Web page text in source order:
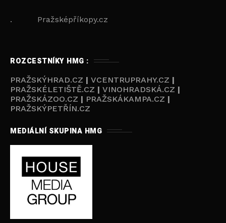
. Pražsképříkopy.cz
ROZCESTNÍKY HMG :
PRAŽSKÝHRAD.CZ | VCENTRUPRAHY.CZ |
PRAŽSKÉLETIŠTĚ.CZ | VINOHRADSKÁ.CZ |
PRAŽSKÁZOO.CZ | PRAŽSKÁKAMPA.CZ |
PRAŽSKÝPETŘÍN.CZ
MEDIÁLNÍ SKUPINA HMG